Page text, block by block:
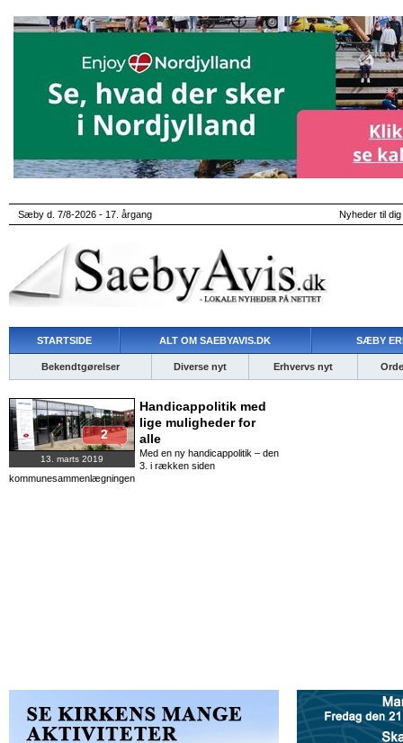
Sæby d. 7/8-2026 - 17. årgang Nyheder til
STARTSIDE ALT OM SAEBYAVIS.DK SÆBY
Bekendtgørelser Diverse nyt Erhvervs nyt
13. marts 2019
2
Handicappolitik med
lige muligheder for
alle
Med en ny handicappolitik – den
3. i rækken siden
kommunesammenlægningen